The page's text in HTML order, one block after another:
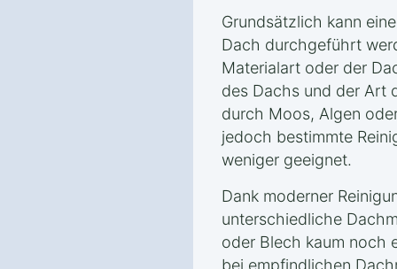
Grundsätzlich kann
Dach durchgeführt
Materialart oder der
des Dachs und der Art
durch Moos, Algen
jedoch bestimmte
weniger geeignet.
Dank moderner
unterschiedliche
oder Blech kaum noch
bei empfindlichen